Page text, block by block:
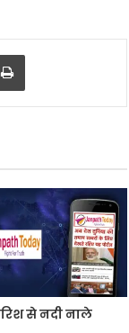
से नदी नाले